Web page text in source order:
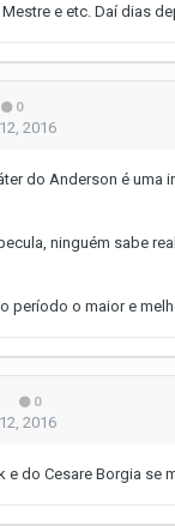
e etc. Daí dias
0
2016
do Anderson é uma
ninguém sabe
período o maior e
0
2016
do Cesare Borgia se